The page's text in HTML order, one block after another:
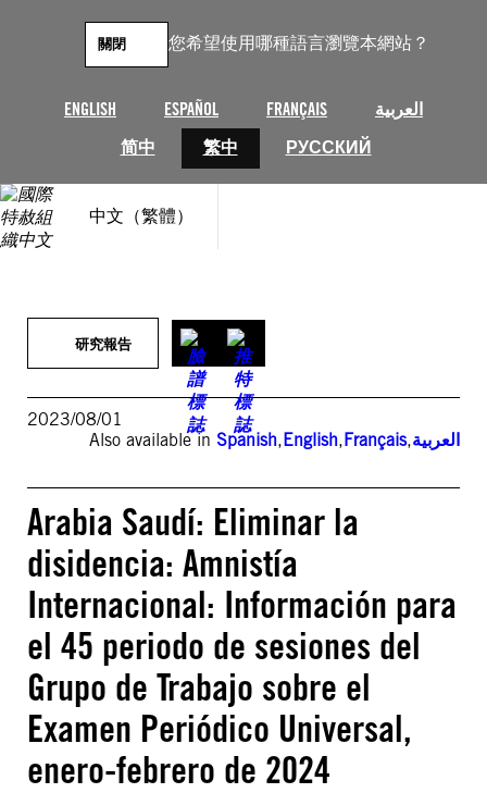
您希望使用哪種語言瀏覽本網站？
ENGLISH ESPAÑOL FRANÇAIS
العربية
简中
繁中 РУССКИЙ
關閉
中文（繁體）
研究報告
2023/08/01
Also available in Spanish,English,Français,العربية
Arabia Saudí: Eliminar la
disidencia: Amnistía
Internacional: Información para
el 45 periodo de sesiones del
Grupo de Trabajo sobre el
Examen Periódico Universal,
enero-febrero de 2024